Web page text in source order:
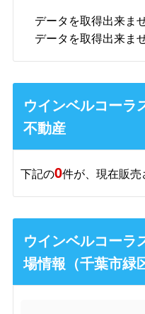
データを取得出来ま
データを取得出来ま
ウインベルコーラ
不動産
下記の0件が、現在販売
ウインベルコーラ
場情報（千葉市緑